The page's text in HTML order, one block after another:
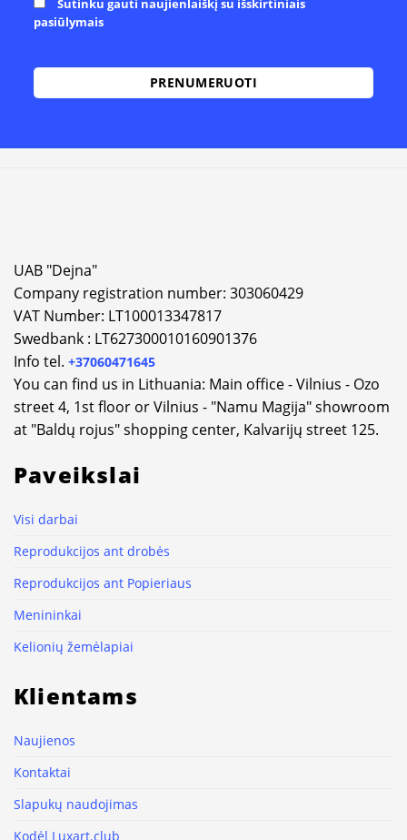
Sutinku gauti naujienlaiškį su išskirtiniais
pasiūlymais
UAB "Dejna"
Company registration number: 303060429
VAT Number: LT100013347817
Swedbank : LT627300010160901376
Info tel. +37060471645
You can find us in Lithuania: Main office - Vilnius - Ozo
street 4, 1st floor or Vilnius - "Namu Magija" showroom
at "Baldų rojus" shopping center, Kalvarijų street 125.
Paveikslai
Visi darbai
Reprodukcijos ant drobės
Reprodukcijos ant Popieriaus
Menininkai
Kelionių žemėlapiai
Klientams
Naujienos
Kontaktai
Slapukų naudojimas
Kodėl Luxart.club